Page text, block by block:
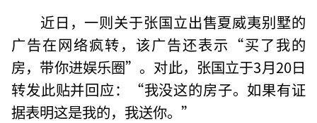
近日，一则关于张国立出售夏威夷别墅的
广告在网络疯转，该广告还表示“买了我的
房，带你进娱乐圈”。对此，张国立于3月20日
转发此贴并回应：“我没这的房子。如果有证
据表明这是我的，我送你。”